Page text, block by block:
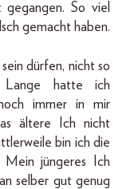
So viel
gemacht haben.
dürfen, nicht so
Lange hatte ich
immer in mir
ältere Ich nicht
bin ich die
Mein jüngeres Ich
selber gut genug